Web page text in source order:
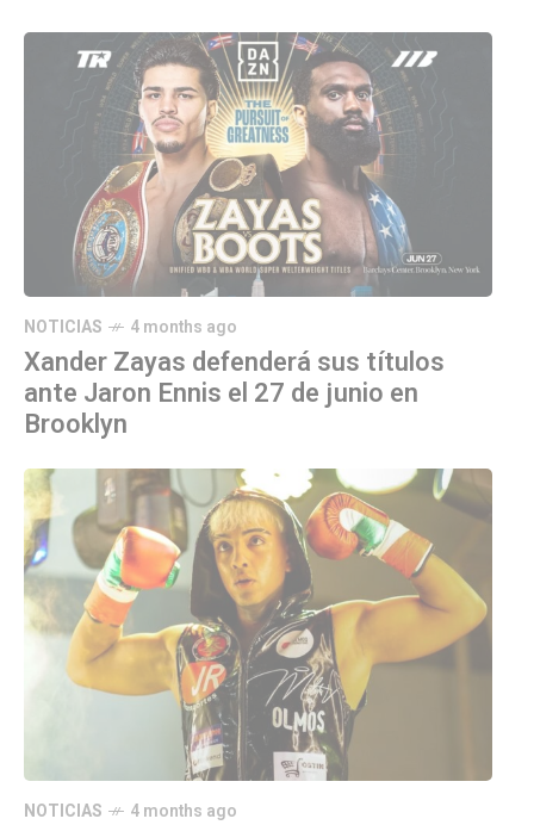
NOTICIAS 4 months ago
Xander Zayas defenderá sus títulos
ante Jaron Ennis el 27 de junio en
Brooklyn
NOTICIAS 4 months ago